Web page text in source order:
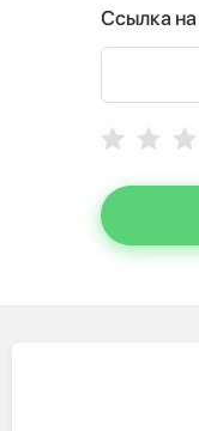
Ссылка